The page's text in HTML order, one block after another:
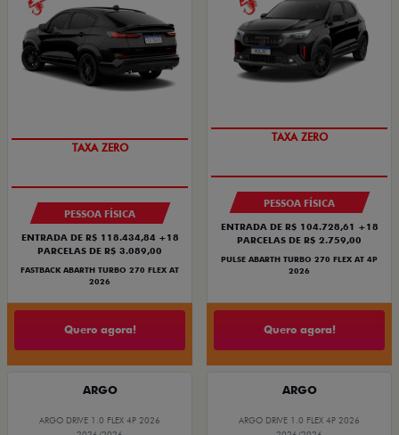
TAXA ZERO
PESSOA FÍSICA
ENTRADA DE R$ 118.434,84 +18
PARCELAS DE R$ 3.089,00
FASTBACK ABARTH TURBO 270 FLEX AT
2026
Quero agora!
TAXA ZERO
PESSOA FÍSICA
ENTRADA DE R$ 104.728,61 +18
PARCELAS DE R$ 2.759,00
PULSE ABARTH TURBO 270 FLEX AT 4P
2026
Quero agora!
ARGO
ARGO DRIVE 1.0 FLEX 4P 2026
ARGO
ARGO DRIVE 1.0 FLEX 4P 2026